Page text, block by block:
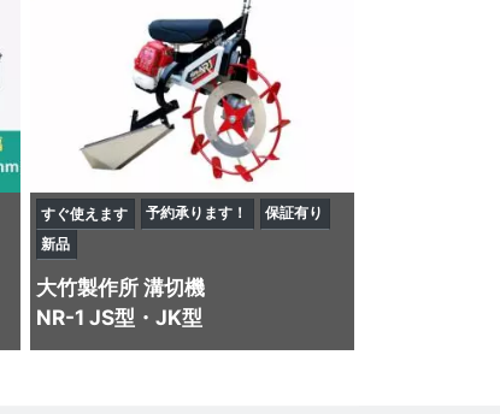
すぐ使えます 予約承ります！
保証有り
新品
大竹製作所溝切機
NR-1 JS型・JK型